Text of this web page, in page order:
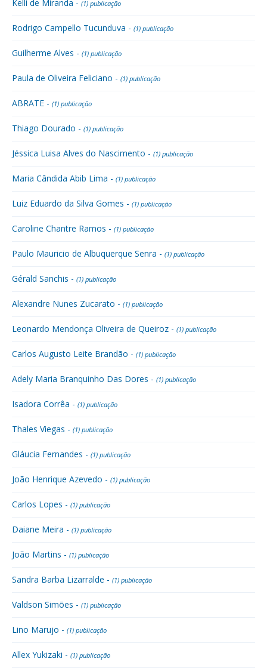
Kelli de Miranda - (1) publicação
Rodrigo Campello Tucunduva - (1) publicação
Guilherme Alves - (1) publicação
Paula de Oliveira Feliciano - (1) publicação
ABRATE - (1) publicação
Thiago Dourado - (1) publicação
Jéssica Luisa Alves do Nascimento - (1) publicação
Maria Cândida Abib Lima - (1) publicação
Luiz Eduardo da Silva Gomes - (1) publicação
Caroline Chantre Ramos - (1) publicação
Paulo Mauricio de Albuquerque Senra - (1) publicação
Gérald Sanchis - (1) publicação
Alexandre Nunes Zucarato - (1) publicação
Leonardo Mendonça Oliveira de Queiroz - (1) publicação
Carlos Augusto Leite Brandão - (1) publicação
Adely Maria Branquinho Das Dores - (1) publicação
Isadora Corrêa - (1) publicação
Thales Viegas - (1) publicação
Gláucia Fernandes - (1) publicação
João Henrique Azevedo - (1) publicação
Carlos Lopes - (1) publicação
Daiane Meira - (1) publicação
João Martins - (1) publicação
Sandra Barba Lizarralde - (1) publicação
Valdson Simões - (1) publicação
Lino Marujo - (1) publicação
Allex Yukizaki - (1) publicação